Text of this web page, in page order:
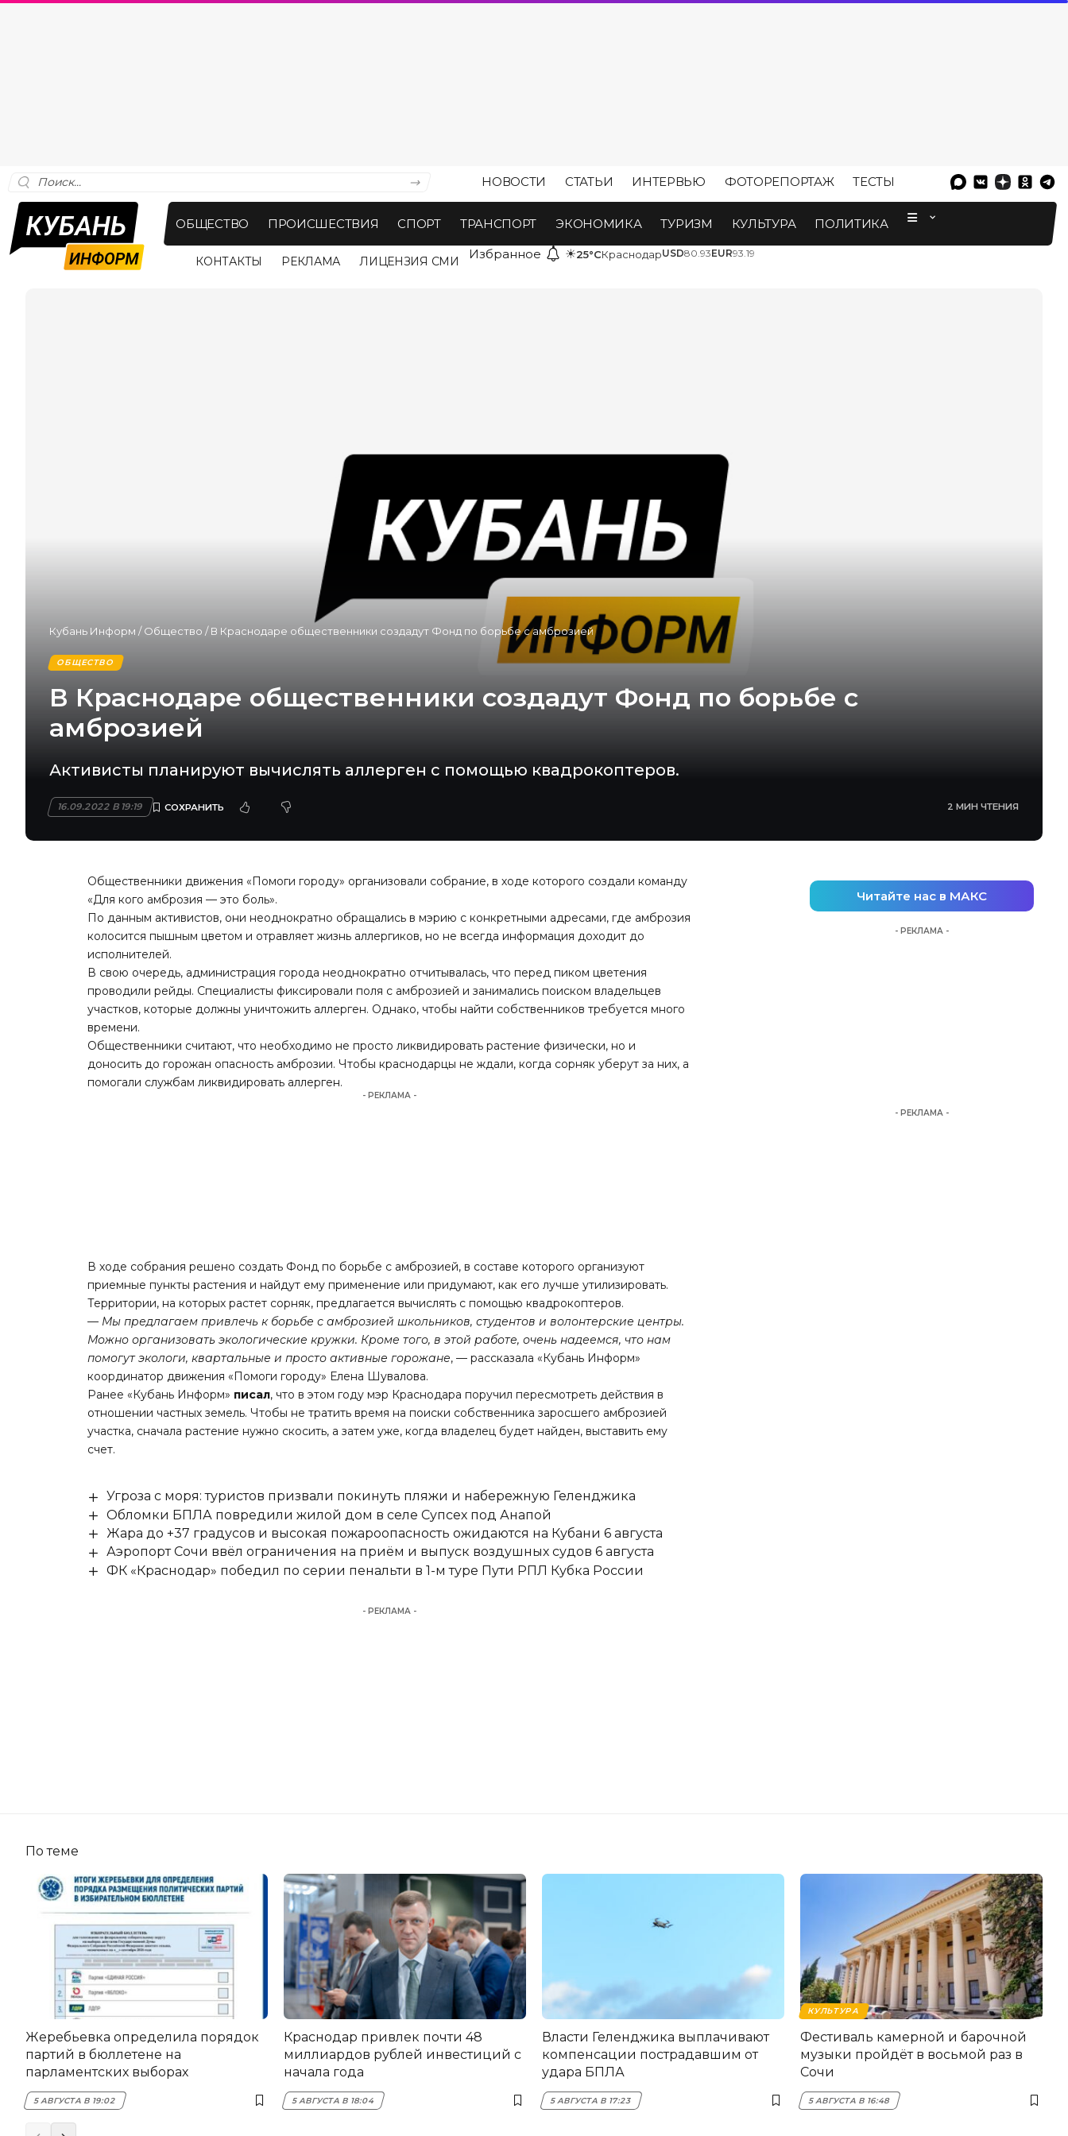
НОВОСТИ СТАТЬИ ИНТЕРВЬЮ ФОТОРЕПОРТАЖ ТЕСТЫ
ОБЩЕСТВО ПРОИСШЕСТВИЯ СПОРТ ТРАНСПОРТ ЭКОНОМИКА ТУРИЗМ КУЛЬТУРА ПОЛИТИКА
КОНТАКТЫ РЕКЛАМА ЛИЦЕНЗИЯ СМИ Избранное ☀25°CКраснодарUSD80.93EUR93.19
Кубань Информ /Общество /В Краснодаре общественники создадут Фонд по борьбе с амброзией
ОБЩЕСТВО
В Краснодаре общественники создадут Фонд по борьбе с
амброзией
Активисты планируют вычислять аллерген с помощью квадрокоптеров.
16.09.2022 В 19:19 2 МИН ЧТЕНИЯ
Общественники движения «Помоги городу» организовали собрание, в ходе которого создали команду
«Для кого амброзия — это боль».
По данным активистов, они неоднократно обращались в мэрию с конкретными адресами, где амброзия
колосится пышным цветом и отравляет жизнь аллергиков, но не всегда информация доходит до
исполнителей.
В свою очередь, администрация города неоднократно отчитывалась, что перед пиком цветения
проводили рейды. Специалисты фиксировали поля с амброзией и занимались поиском владельцев
участков, которые должны уничтожить аллерген. Однако, чтобы найти собственников требуется много
времени.
Общественники считают, что необходимо не просто ликвидировать растение физически, но и
доносить до горожан опасность амброзии. Чтобы краснодарцы не ждали, когда сорняк уберут за них, а
помогали службам ликвидировать аллерген.
- РЕКЛАМА -
В ходе собрания решено создать Фонд по борьбе с амброзией, в составе которого организуют
приемные пункты растения и найдут ему применение или придумают, как его лучше утилизировать.
Территории, на которых растет сорняк, предлагается вычислять с помощью квадрокоптеров.
— Мы предлагаем привлечь к борьбе с амброзией школьников, студентов и волонтерские центры.
Можно организовать экологические кружки. Кроме того, в этой работе, очень надеемся, что нам
помогут экологи, квартальные и просто активные горожане, — рассказала «Кубань Информ»
координатор движения «Помоги городу» Елена Шувалова.
Ранее «Кубань Информ» писал, что в этом году мэр Краснодара поручил пересмотреть действия в
отношении частных земель. Чтобы не тратить время на поиски собственника заросшего амброзией
участка, сначала растение нужно скосить, а затем уже, когда владелец будет найден, выставить ему
счет.
Угроза с моря: туристов призвали покинуть пляжи и набережную Геленджика
Обломки БПЛА повредили жилой дом в селе Супсех под Анапой
Жара до +37 градусов и высокая пожароопасность ожидаются на Кубани 6 августа
Аэропорт Сочи ввёл ограничения на приём и выпуск воздушных судов 6 августа
ФК «Краснодар» победил по серии пенальти в 1-м туре Пути РПЛ Кубка России
- РЕКЛАМА -
Читайте нас в МАКС
- РЕКЛАМА -
- РЕКЛАМА -
По теме
Жеребьевка определила порядок
партий в бюллетене на
парламентских выборах
5 АВГУСТА В 19:02
Краснодар привлек почти 48
миллиардов рублей инвестиций с
начала года
5 АВГУСТА В 18:04
Власти Геленджика выплачивают
компенсации пострадавшим от
удара БПЛА
5 АВГУСТА В 17:23
КУЛЬТУРА
Фестиваль камерной и барочной
музыки пройдёт в восьмой раз в
Сочи
5 АВГУСТА В 16:48